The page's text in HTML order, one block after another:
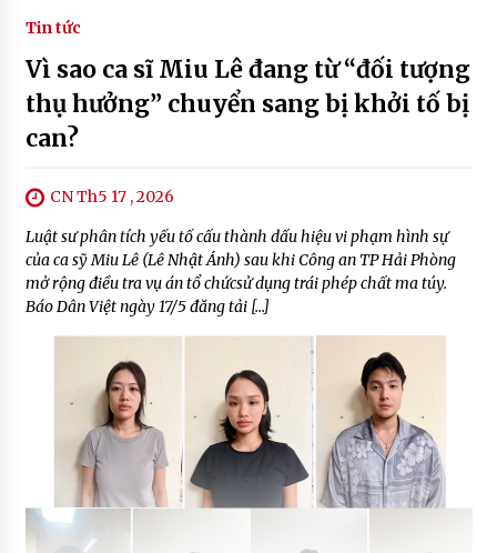
Tin tức
Vì sao ca sĩ Miu Lê đang từ “đối tượng
thụ hưởng” chuyển sang bị khởi tố bị
can?
CN Th5 17 , 2026
Luật sư phân tích yếu tố cấu thành dấu hiệu vi phạm hình sự
của ca sỹ Miu Lê (Lê Nhật Ánh) sau khi Công an TP Hải Phòng
mở rộng điều tra vụ án tổ chứcsử dụng trái phép chất ma túy.
Báo Dân Việt ngày 17/5 đăng tải […]